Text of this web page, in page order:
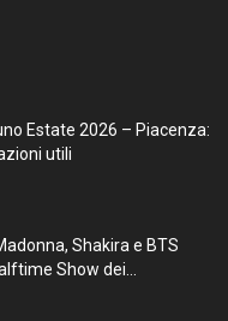
Estate 2026 – Piacenza:
utili
Shakira e BTS
Show dei...